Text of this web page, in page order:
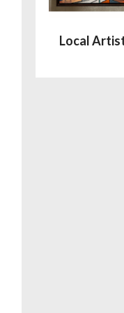
Local